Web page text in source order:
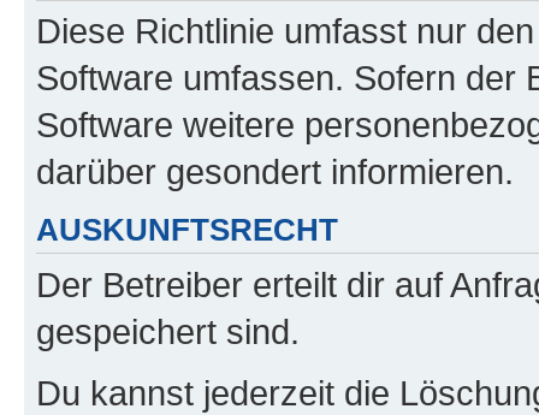
Diese Richtlinie umfasst nur
Software umfassen. Sofern der
Software weitere
darüber gesondert informieren.
AUSKUNFTSRECHT
Der Betreiber erteilt dir auf
gespeichert sind.
Du kannst jederzeit die